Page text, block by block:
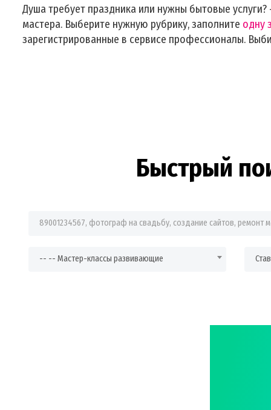
Душа требует праздника или нужны бытовые
мастера. Выберите нужную рубрику, заполните одну
зарегистрированные в сервисе профессионалы.
Быстрый
Фраза для поиска
-- -- Мастер-классы развивающие